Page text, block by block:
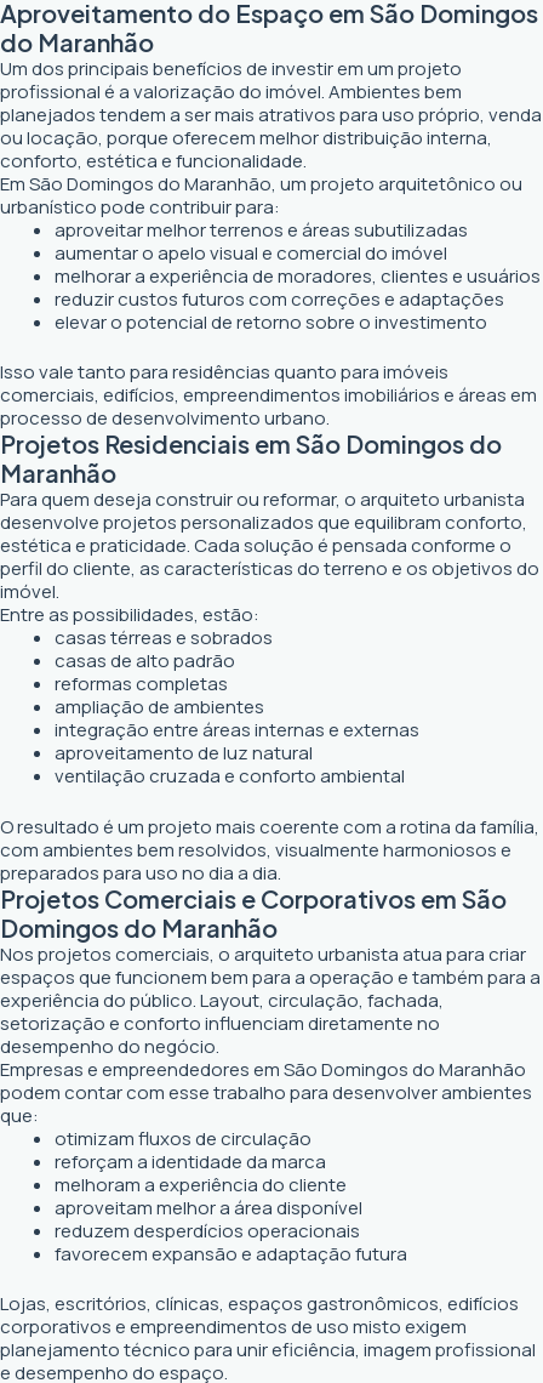
Aproveitamento do Espaço em São Domingos
do Maranhão
Um dos principais benefícios de investir em um projeto
profissional é a valorização do imóvel. Ambientes bem
planejados tendem a ser mais atrativos para uso próprio, venda
ou locação, porque oferecem melhor distribuição interna,
conforto, estética e funcionalidade.
Em São Domingos do Maranhão, um projeto arquitetônico ou
urbanístico pode contribuir para:
aproveitar melhor terrenos e áreas subutilizadas
aumentar o apelo visual e comercial do imóvel
melhorar a experiência de moradores, clientes e usuários
reduzir custos futuros com correções e adaptações
elevar o potencial de retorno sobre o investimento
Isso vale tanto para residências quanto para imóveis
comerciais, edifícios, empreendimentos imobiliários e áreas em
processo de desenvolvimento urbano.
Projetos Residenciais em São Domingos do
Maranhão
Para quem deseja construir ou reformar, o arquiteto urbanista
desenvolve projetos personalizados que equilibram conforto,
estética e praticidade. Cada solução é pensada conforme o
perfil do cliente, as características do terreno e os objetivos do
imóvel.
Entre as possibilidades, estão:
casas térreas e sobrados
casas de alto padrão
reformas completas
ampliação de ambientes
integração entre áreas internas e externas
aproveitamento de luz natural
ventilação cruzada e conforto ambiental
O resultado é um projeto mais coerente com a rotina da família,
com ambientes bem resolvidos, visualmente harmoniosos e
preparados para uso no dia a dia.
Projetos Comerciais e Corporativos em São
Domingos do Maranhão
Nos projetos comerciais, o arquiteto urbanista atua para criar
espaços que funcionem bem para a operação e também para a
experiência do público. Layout, circulação, fachada,
setorização e conforto influenciam diretamente no
desempenho do negócio.
Empresas e empreendedores em São Domingos do Maranhão
podem contar com esse trabalho para desenvolver ambientes
que:
otimizam fluxos de circulação
reforçam a identidade da marca
melhoram a experiência do cliente
aproveitam melhor a área disponível
reduzem desperdícios operacionais
favorecem expansão e adaptação futura
Lojas, escritórios, clínicas, espaços gastronômicos, edifícios
corporativos e empreendimentos de uso misto exigem
planejamento técnico para unir eficiência, imagem profissional
e desempenho do espaço.